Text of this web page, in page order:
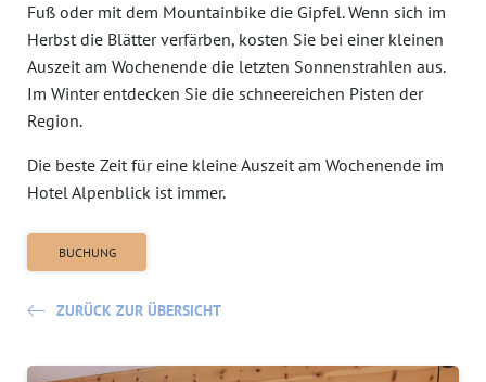
Sehenswertes & Kultur
Fuß oder mit dem Mountainbike die Gipfel. Wenn sich im
Herbst die Blätter verfärben, kosten Sie bei einer kleinen
Auszeit am Wochenende die letzten Sonnenstrahlen aus.
Im Winter entdecken Sie die schneereichen Pisten der
Region.
Die beste Zeit für eine kleine Auszeit am Wochenende im
Hotel Alpenblick ist immer.
BUCHUNG
ZURÜCK ZUR ÜBERSICHT